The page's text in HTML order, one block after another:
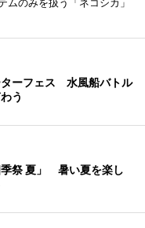
のみを扱う「ネコシカ」
ーフェス 水風船バトル
う
祭 夏」 暑い夏を楽し